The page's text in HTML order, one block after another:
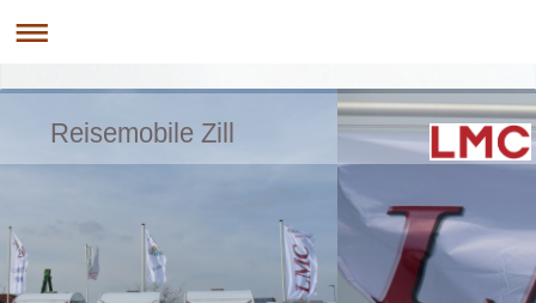
Reisemobile Zill